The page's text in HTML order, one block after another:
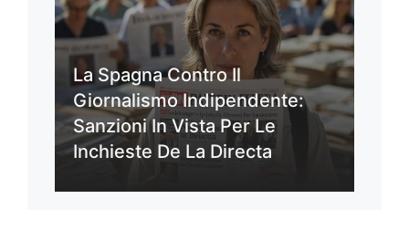
La Spagna Contro Il
Giornalismo Indipendente:
Sanzioni In Vista Per Le
Inchieste De La Directa